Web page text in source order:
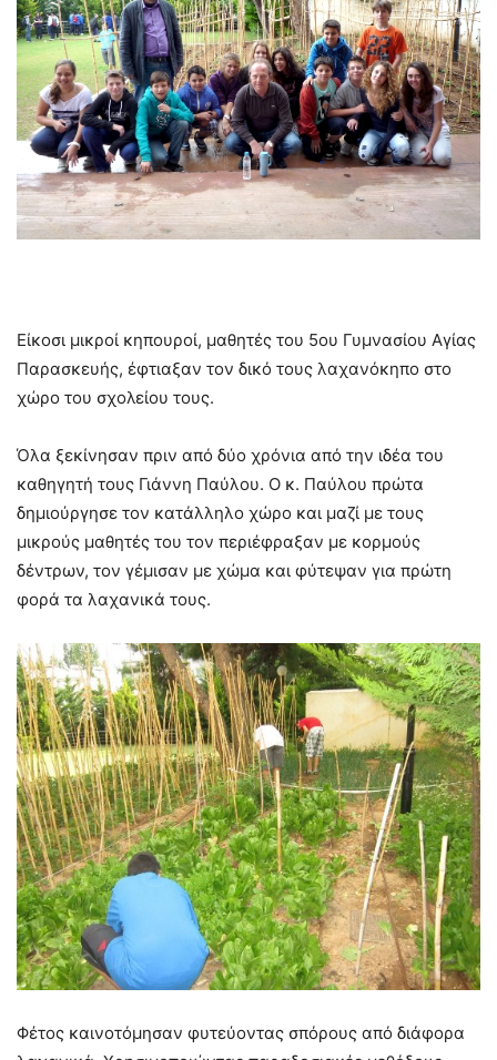
Είκοσι μικροί κηπουροί, μαθητές του 5ου Γυμνασίου Αγίας
Παρασκευής, έφτιαξαν τον δικό τους λαχανόκηπο στο
χώρο του σχολείου τους.
Όλα ξεκίνησαν πριν από δύο χρόνια από την ιδέα του
καθηγητή τους Γιάννη Παύλου. Ο κ. Παύλου πρώτα
δημιούργησε τον κατάλληλο χώρο και μαζί με τους
μικρούς μαθητές του τον περιέφραξαν με κορμούς
δέντρων, τον γέμισαν με χώμα και φύτεψαν για πρώτη
φορά τα λαχανικά τους.
Φέτος καινοτόμησαν φυτεύοντας σπόρους από διάφορα